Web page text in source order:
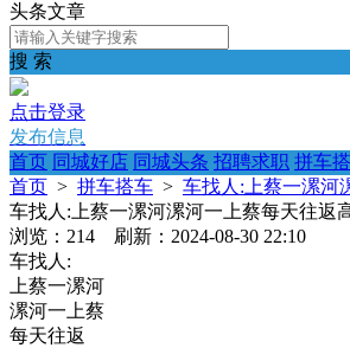
头条文章
搜 索
点击登录
发布信息
首页 同城好店 同城头条 招聘求职 拼车
首页 > 拼车搭车 > 车找人:上蔡一漯河
车找人:上蔡一漯河漯河一上蔡每天往返
浏览：214 刷新：2024-08-30 22:10
车找人:
上蔡一漯河
漯河一上蔡
每天往返